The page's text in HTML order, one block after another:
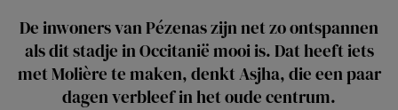
De inwoners van Pézenas zijn net zo ontspannen
als dit stadje in Occitanië mooi is. Dat heeft iets
met Molière te maken, denkt Asjha, die een paar
dagen verbleef in het oude centrum.